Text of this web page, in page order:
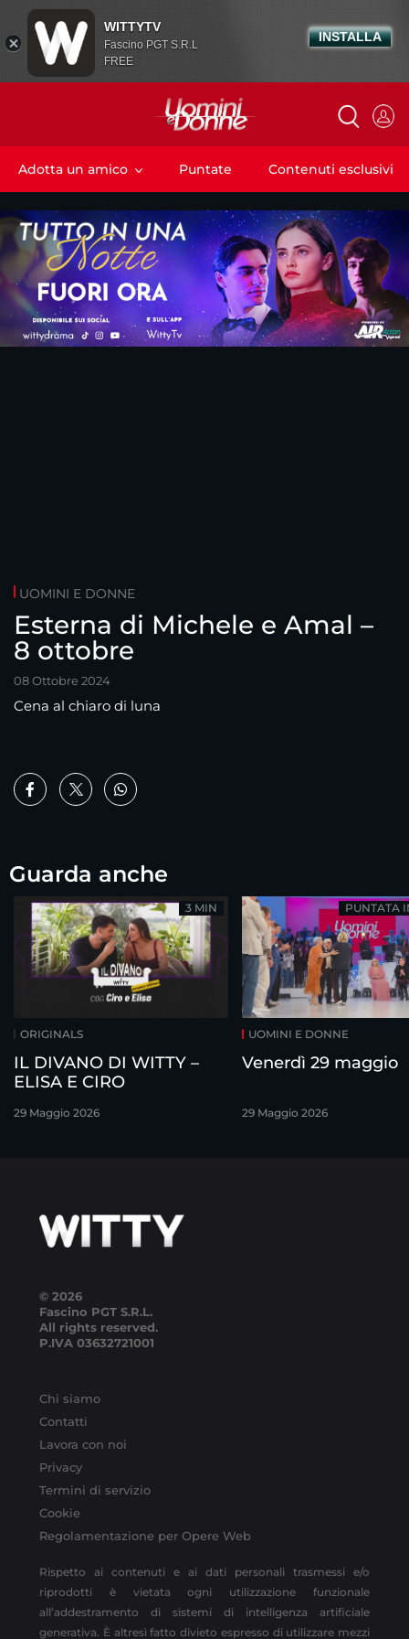
Adotta un amico Puntate Contenuti esclusivi
UOMINI E DONNE
Esterna di Michele e Amal –
8 ottobre
08 Ottobre 2024
Cena al chiaro di luna
Guarda anche
ORIGINALS
IL DIVANO DI WITTY –
ELISA E CIRO
29 Maggio 2026
3 MIN
UOMINI E DONNE
Venerdì 29 maggio
29 Maggio 2026
PUNTATA
© 2026
Fascino PGT S.R.L.
All rights reserved.
P.IVA 03632721001
Chi siamo
Contatti
Lavora con noi
Privacy
Termini di servizio
Cookie
Regolamentazione per Opere Web
Rispetto ai contenuti e ai dati personali trasmessi e/o
riprodotti è vietata ogni utilizzazione funzionale
all’addestramento di sistemi di intelligenza artificiale
generativa. È altresì fatto divieto espresso di utilizzare mezzi
WITTYTV
Fascino PGT S.R.L
FREE
INSTALLA